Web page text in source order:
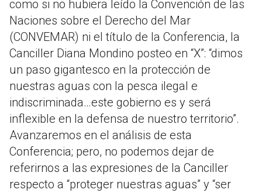
como si no hubiera leído la Convención de las
Naciones sobre el Derecho del Mar
(CONVEMAR) ni el título de la Conferencia, la
Canciller Diana Mondino posteo en “X”: “dimos
un paso gigantesco en la protección de
nuestras aguas con la pesca ilegal e
indiscriminada…este gobierno es y será
inflexible en la defensa de nuestro territorio”.
Avanzaremos en el análisis de esta
Conferencia; pero, no podemos dejar de
referirnos a las expresiones de la Canciller
respecto a “proteger nuestras aguas” y “ser